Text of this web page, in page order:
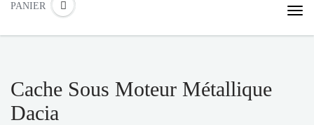
PANIER
Cache Sous Moteur Métallique
Dacia